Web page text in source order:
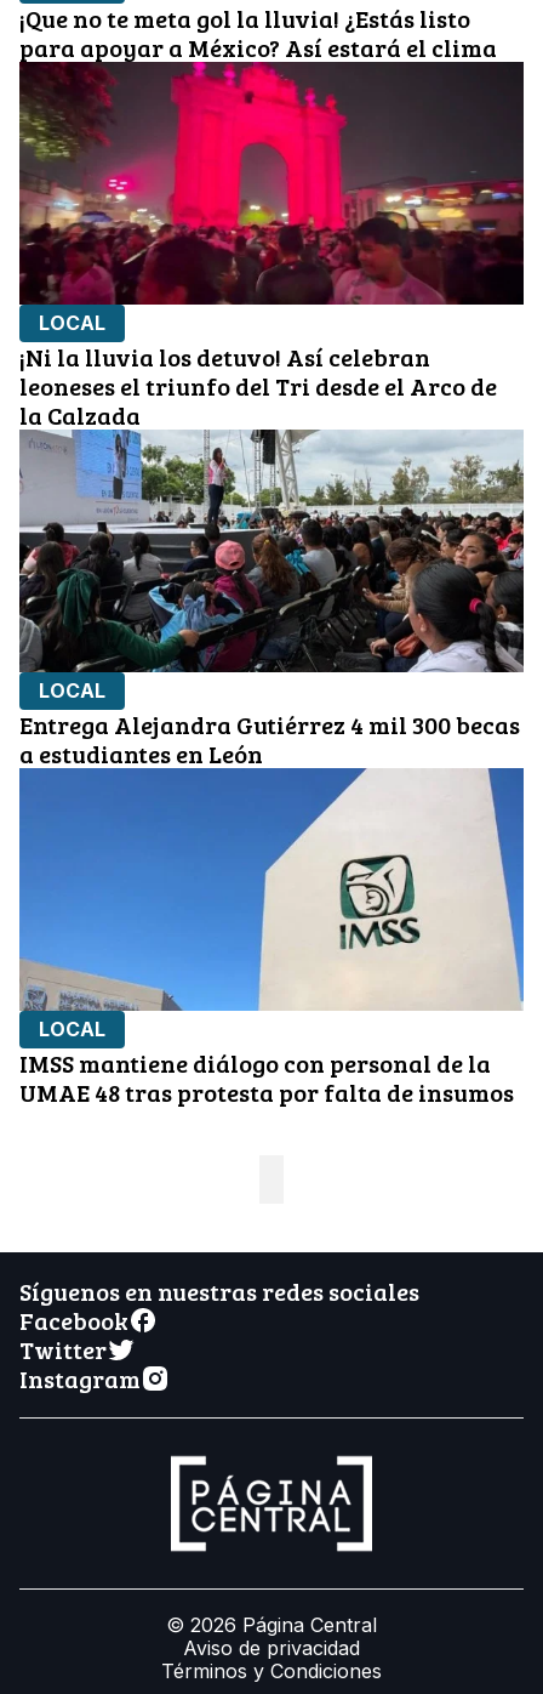
¡Que no te meta gol la lluvia! ¿Estás listo
para apoyar a México? Así estará el clima
LOCAL
¡Ni la lluvia los detuvo! Así celebran
leoneses el triunfo del Tri desde el Arco de
la Calzada
LOCAL
Entrega Alejandra Gutiérrez 4 mil 300 becas
a estudiantes en León
LOCAL
IMSS mantiene diálogo con personal de la
UMAE 48 tras protesta por falta de insumos
Síguenos en nuestras redes sociales
Facebook
Twitter
Instagram
© 2026 Página Central
Aviso de privacidad
Términos y Condiciones